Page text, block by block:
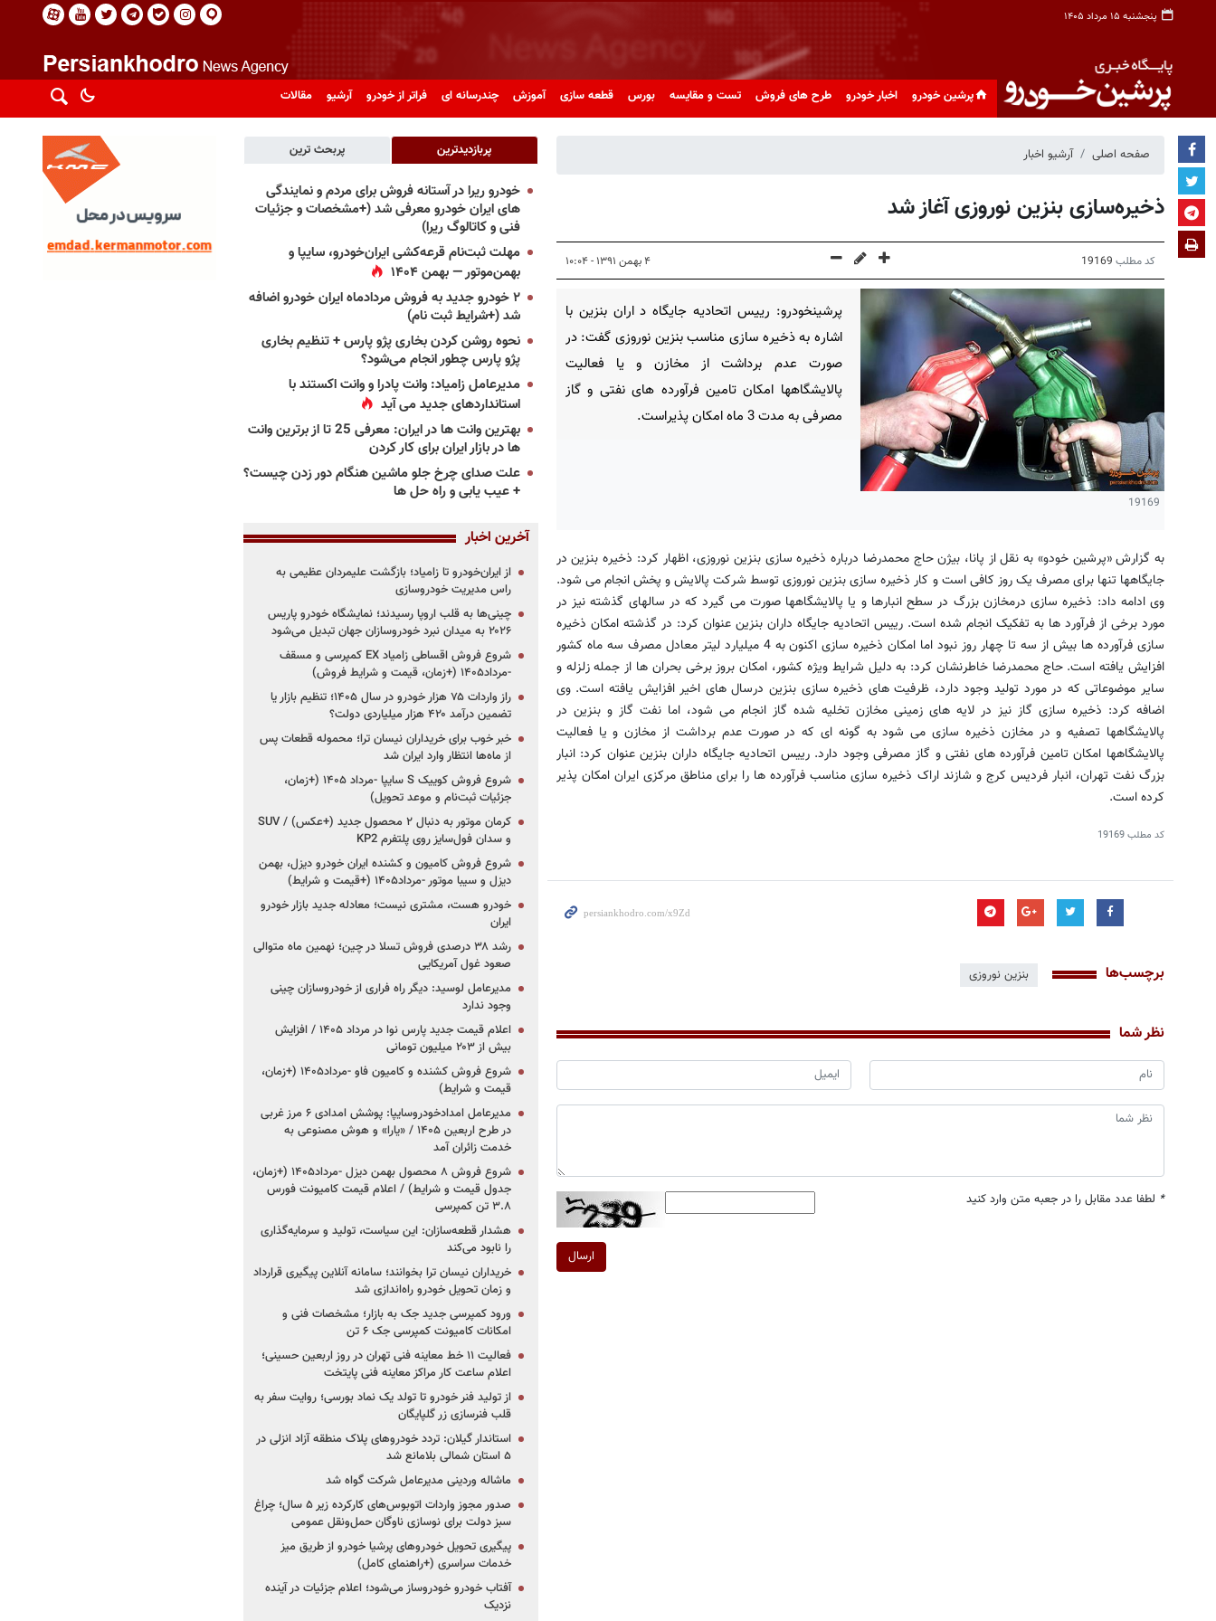
پنجشنبه ۱۵ مرداد ۱۴۰۵
پرشین خودرو اخبار خودرو طرح های فروش تست و مقایسه بورس قطعه سازی آموزش چندرسانه ای فراتر از خودرو آرشیو مقالات
صفحه اصلی آرشیو اخبار
ذخیره‌سازی بنزین نوروزی آغاز شد
کد مطلب 19169 ۴ بهمن ۱۳۹۱ - ۱۰:۰۴
19169
پرشینخودرو: رییس اتحادیه جایگاه د اران بنزین با
اشاره به ذخیره سازی مناسب بنزین نوروزی گفت: در
صورت عدم برداشت از مخازن و یا فعالیت
پالایشگاهها امکان تامین فرآورده های نفتی و گاز
مصرفی به مدت 3 ماه امکان پذیراست.
به گزارش «پرشین خودو» به نقل از پانا، بیژن حاج محمدرضا درباره ذخیره سازی بنزین نوروزی، اظهار کرد: ذخیره بنزین در
جایگاهها تنها برای مصرف یک روز کافی است و کار ذخیره سازی بنزین نوروزی توسط شرکت پالایش و پخش انجام می شود.
وی ادامه داد: ذخیره سازی درمخازن بزرگ در سطح انبارها و یا پالایشگاهها صورت می گیرد که در سالهای گذشته نیز در
مورد برخی از فرآورد ها به تفکیک انجام شده است. رییس اتحادیه جایگاه داران بنزین عنوان کرد: در گذشته امکان ذخیره
سازی فرآورده ها بیش از سه تا چهار روز نبود اما امکان ذخیره سازی اکنون به 4 میلیارد لیتر معادل مصرف سه ماه کشور
افزایش یافته است. حاج محمدرضا خاطرنشان کرد: به دلیل شرایط ویژه کشور، امکان بروز برخی بحران ها از جمله زلزله و
سایر موضوعاتی که در مورد تولید وجود دارد، ظرفیت های ذخیره سازی بنزین درسال های اخیر افزایش یافته است. وی
اضافه کرد: ذخیره سازی گاز نیز در لایه های زمینی مخازن تخلیه شده گاز انجام می شود، اما نفت گاز و بنزین در
پالایشگاهها تصفیه و در مخازن ذخیره سازی می شود به گونه ای که در صورت عدم برداشت از مخازن و یا فعالیت
پالایشگاهها امکان تامین فرآورده های نفتی و گاز مصرفی وجود دارد. رییس اتحادیه جایگاه داران بنزین عنوان کرد: انبار
بزرگ نفت تهران، انبار فردیس کرج و شازند اراک ذخیره سازی مناسب فرآورده ها را برای مناطق مرکزی ایران امکان پذیر
کرده است.
کد مطلب19169
برچسب‌ها بنزین نوروزی
نظر شما
* لطفا عدد مقابل را در جعبه متن وارد کنید
ارسال
پربازدیدترین پربحث ترین
خودرو ریرا در آستانه فروش برای مردم و نمایندگی
های ایران خودرو معرفی شد (+مشخصات و جزئیات
فنی و کاتالوگ ریرا)
مهلت ثبت‌نام قرعه‌کشی ایران‌خودرو، سایپا و
بهمن‌موتور — بهمن ۱۴۰۴
۲ خودرو جدید به فروش مردادماه ایران خودرو اضافه
شد (+شرایط ثبت نام)
نحوه روشن کردن بخاری پژو پارس + تنظیم بخاری
پژو پارس چطور انجام می‌شود؟
مدیرعامل زامیاد: وانت پادرا و وانت اکستند با
استانداردهای جدید می آید
بهترین وانت ها در ایران: معرفی 25 تا از برترین وانت
ها در بازار ایران برای کار کردن
علت صدای چرخ جلو ماشین هنگام دور زدن چیست؟
+ عیب یابی و راه حل ها
آخرین اخبار
از ایران‌خودرو تا زامیاد؛ بازگشت علیمردان عظیمی به
راس مدیریت خودروسازی
چینی‌ها به قلب اروپا رسیدند؛ نمایشگاه خودرو پاریس
۲۰۲۶ به میدان نبرد خودروسازان جهان تبدیل می‌شود
شروع فروش اقساطی زامیاد EX کمپرسی و مسقف
-مرداد۱۴۰۵ (+زمان، قیمت و شرایط فروش)
راز واردات ۷۵ هزار خودرو در سال ۱۴۰۵؛ تنظیم بازار یا
تضمین درآمد ۴۲۰ هزار میلیاردی دولت؟
خبر خوب برای خریداران نیسان ترا؛ محموله قطعات پس
از ماه‌ها انتظار وارد ایران شد
شروع فروش کوییک S سایپا -مرداد ۱۴۰۵ (+زمان،
جزئیات ثبت‌نام و موعد تحویل)
کرمان موتور به دنبال ۲ محصول جدید (+عکس) / SUV
و سدان فول‌سایز روی پلتفرم KP2
شروع فروش کامیون و کشنده ایران خودرو دیزل، بهمن
دیزل و سیبا موتور -مرداد۱۴۰۵ (+قیمت و شرایط)
خودرو هست، مشتری نیست؛ معادله جدید بازار خودرو
ایران
رشد ۳۸ درصدی فروش تسلا در چین؛ نهمین ماه متوالی
صعود غول آمریکایی
مدیرعامل لوسید: دیگر راه فراری از خودروسازان چینی
وجود ندارد
اعلام قیمت جدید پارس نوا در مرداد ۱۴۰۵ / افزایش
بیش از ۲۰۳ میلیون تومانی
شروع فروش کشنده و کامیون فاو -مرداد۱۴۰۵ (+زمان،
قیمت و شرایط)
مدیرعامل امدادخودروسایپا: پوشش امدادی ۶ مرز غربی
در طرح اربعین ۱۴۰۵ / «یارا» و هوش مصنوعی به
خدمت زائران آمد
شروع فروش ۸ محصول بهمن دیزل -مرداد۱۴۰۵ (+زمان،
جدول قیمت و شرایط) / اعلام قیمت کامیونت فورس
۳.۸ تن کمپرسی
هشدار قطعه‌سازان: این سیاست، تولید و سرمایه‌گذاری
را نابود می‌کند
خریداران نیسان ترا بخوانند؛ سامانه آنلاین پیگیری قرارداد
و زمان تحویل خودرو راه‌اندازی شد
ورود کمپرسی جدید جک به بازار؛ مشخصات فنی و
امکانات کامیونت کمپرسی جک ۶ تن
فعالیت ۱۱ خط معاینه فنی تهران در روز اربعین حسینی؛
اعلام ساعت کار مراکز معاینه فنی پایتخت
از تولید فنر خودرو تا تولد یک نماد بورسی؛ روایت سفر به
قلب فنرسازی زر گلپایگان
استاندار گیلان: تردد خودروهای پلاک منطقه آزاد انزلی در
۵ استان شمالی بلامانع شد
ماشاله وردینی مدیرعامل شرکت گواه شد
صدور مجوز واردات اتوبوس‌های کارکرده زیر ۵ سال؛ چراغ
سبز دولت برای نوسازی ناوگان حمل‌ونقل عمومی
پیگیری تحویل خودروهای پرشیا خودرو از طریق میز
خدمات سراسری (+راهنمای کامل)
آفتاب خودرو خودروساز می‌شود؛ اعلام جزئیات در آینده
نزدیک